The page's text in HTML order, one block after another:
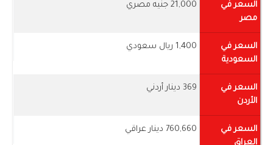
السعر في
مصر
21,000 جنيه مصري
السعر في
السعودية
1,400 ريال سعودي
السعر في
الأردن
369 دينار أردني
السعر في
العراق
760,660 دينار عراقي